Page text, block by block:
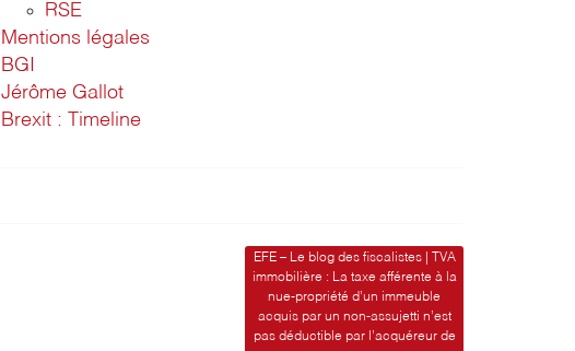
RSE
Mentions légales
BGI
Jérôme Gallot
Brexit : Timeline
EFE – Le blog des fiscalistes | TVA
immobilière : La taxe afférente à la
nue-propriété d’un immeuble
acquis par un non-assujetti n’est
pas déductible par l’acquéreur de